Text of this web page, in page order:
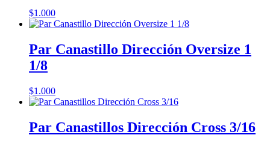
$1.000
Par Canastillo Dirección Oversize 1
1/8
$1.000
Par Canastillos Dirección Cross 3/16